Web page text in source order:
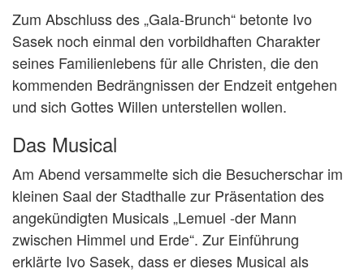
Zum Abschluss des „Gala-Brunch“ betonte Ivo
Sasek noch einmal den vorbildhaften Charakter
seines Familienlebens für alle Christen, die den
kommenden Bedrängnissen der Endzeit entgehen
und sich Gottes Willen unterstellen wollen.
Das Musical
Am Abend versammelte sich die Besucherschar im
kleinen Saal der Stadthalle zur Präsentation des
angekündigten Musicals „Lemuel -der Mann
zwischen Himmel und Erde“. Zur Einführung
erklärte Ivo Sasek, dass er dieses Musical als